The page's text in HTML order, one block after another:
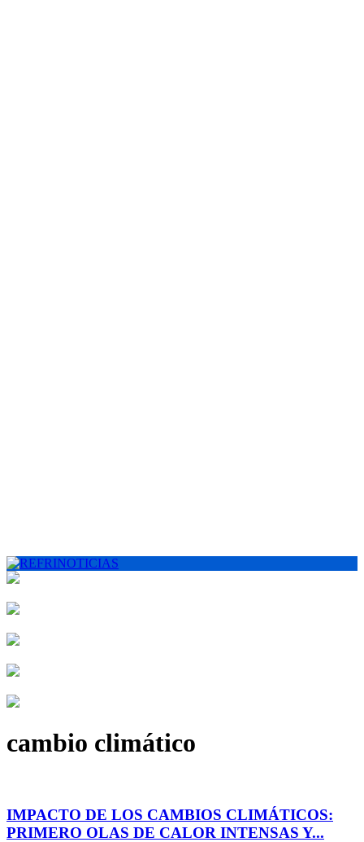
cambio climático
IMPACTO DE LOS CAMBIOS CLIMÁTICOS:
PRIMERO OLAS DE CALOR INTENSAS Y...